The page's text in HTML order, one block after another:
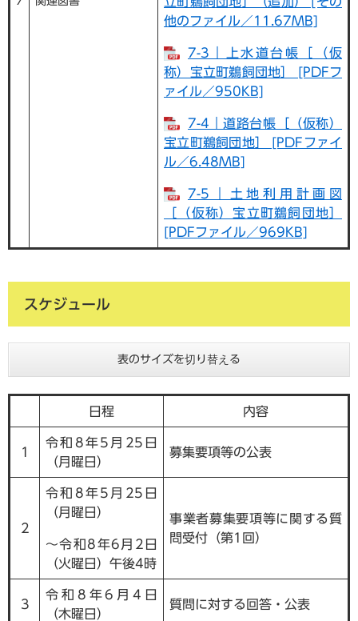
他のファイル／11.67MB]
7-3｜上水道台帳［（仮
称）宝立町鵜飼団地］ [PDFフ
ァイル／950KB]
7-4｜道路台帳［（仮称）
宝立町鵜飼団地］ [PDFファイ
ル／6.48MB]
7-5｜土地利用計画図
［（仮称）宝立町鵜飼団地］
[PDFファイル／969KB]
スケジュール
表のサイズを切り替える
日程 内容
1
令和8年5月25日
（月曜日）
募集要項等の公表
2
令和8年5月25日
（月曜日）
～令和8年6月2日
（火曜日）午後4時
事業者募集要項等に関する質
問受付（第1回）
3
令和8年6月4日
（木曜日）
質問に対する回答・公表